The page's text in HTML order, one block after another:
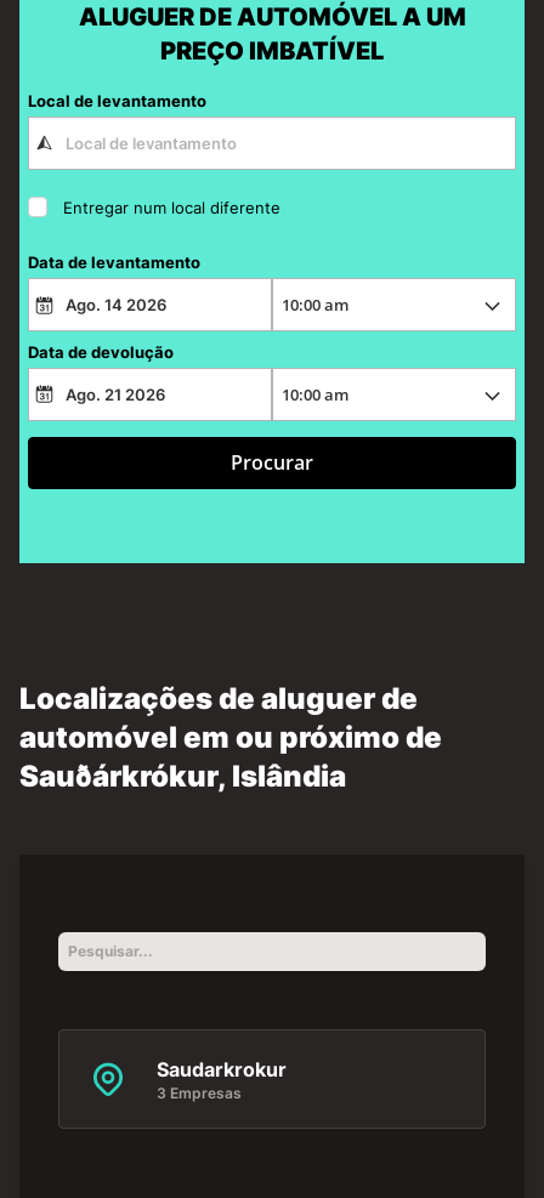
ALUGUER DE AUTOMÓVEL A UM
PREÇO IMBATÍVEL
Local de levantamento
Entregar num local diferente
Data de levantamento
Data de devolução
Procurar
Localizações de aluguer de
automóvel em ou próximo de
Sauðárkrókur, Islândia
Saudarkrokur
3 Empresas